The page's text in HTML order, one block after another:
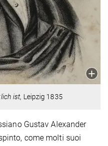
ist, Leipzig 1835
Gustav Alexander
come molti suoi